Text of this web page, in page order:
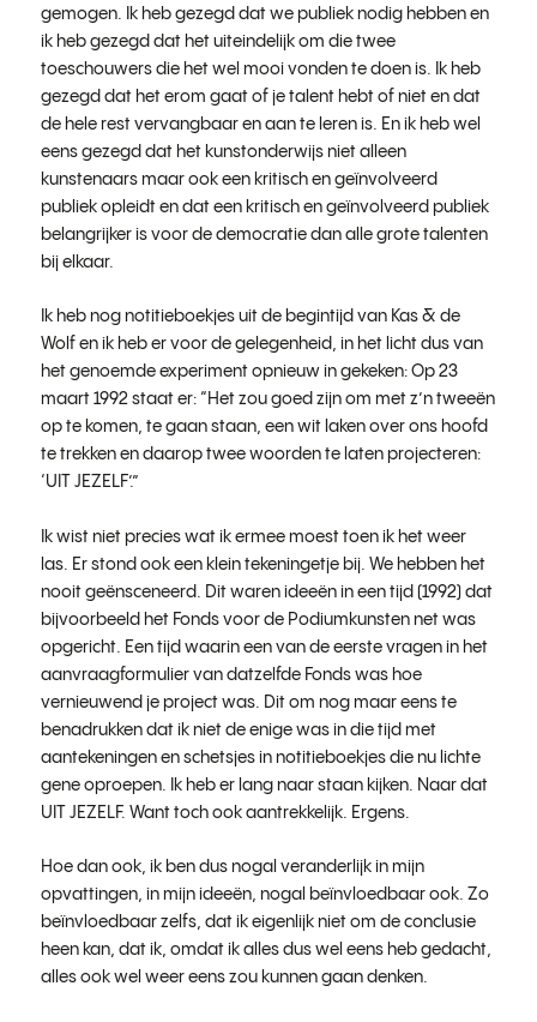
gemogen. Ik heb gezegd dat we publiek nodig hebben en
ik heb gezegd dat het uiteindelijk om die twee
toeschouwers die het wel mooi vonden te doen is. Ik heb
gezegd dat het erom gaat of je talent hebt of niet en dat
de hele rest vervangbaar en aan te leren is. En ik heb wel
eens gezegd dat het kunstonderwijs niet alleen
kunstenaars maar ook een kritisch en geïnvolveerd
publiek opleidt en dat een kritisch en geïnvolveerd publiek
belangrijker is voor de democratie dan alle grote talenten
bij elkaar.
Ik heb nog notitieboekjes uit de begintijd van Kas & de
Wolf en ik heb er voor de gelegenheid, in het licht dus van
het genoemde experiment opnieuw in gekeken: Op 23
maart 1992 staat er: “Het zou goed zijn om met z’n tweeën
op te komen, te gaan staan, een wit laken over ons hoofd
te trekken en daarop twee woorden te laten projecteren:
‘UIT JEZELF’.”
Ik wist niet precies wat ik ermee moest toen ik het weer
las. Er stond ook een klein tekeningetje bij. We hebben het
nooit geënsceneerd. Dit waren ideeën in een tijd (1992) dat
bijvoorbeeld het Fonds voor de Podiumkunsten net was
opgericht. Een tijd waarin een van de eerste vragen in het
aanvraagformulier van datzelfde Fonds was hoe
vernieuwend je project was. Dit om nog maar eens te
benadrukken dat ik niet de enige was in die tijd met
aantekeningen en schetsjes in notitieboekjes die nu lichte
gene oproepen. Ik heb er lang naar staan kijken. Naar dat
UIT JEZELF. Want toch ook aantrekkelijk. Ergens.
Hoe dan ook, ik ben dus nogal veranderlijk in mijn
opvattingen, in mijn ideeën, nogal beïnvloedbaar ook. Zo
beïnvloedbaar zelfs, dat ik eigenlijk niet om de conclusie
heen kan, dat ik, omdat ik alles dus wel eens heb gedacht,
alles ook wel weer eens zou kunnen gaan denken.